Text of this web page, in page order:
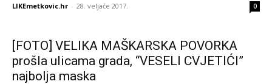
LIKEmetkovic.hr - 28. veljače 2017. 0
[FOTO] VELIKA MAŠKARSKA POVORKA
prošla ulicama grada, “VESELI CVJETIĆI”
najbolja maska